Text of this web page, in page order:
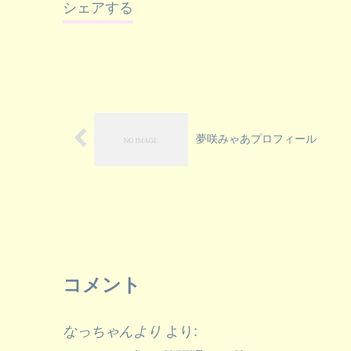
シェアする
夢咲みゃあプロフィール
コメント
なっちゃんより より: